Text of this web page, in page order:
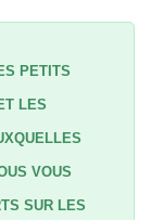
PETITS
LES
VOUS
SUR LES